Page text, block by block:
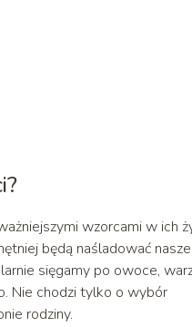
wzorcami w ich
będą naśladować nasze
sięgamy po owoce,
Nie chodzi tylko o wybór
rodziny.